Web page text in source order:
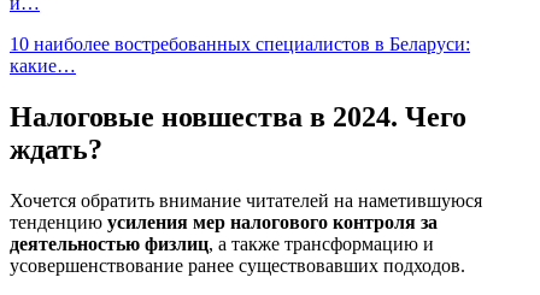
10 наиболее востребованных специалистов в Беларуси:
какие…
Налоговые новшества в 2024. Чего
ждать?
Хочется обратить внимание читателей на наметившуюся
тенденцию усиления мер налогового контроля за
деятельностью физлиц, а также трансформацию и
усовершенствование ранее существовавших подходов.